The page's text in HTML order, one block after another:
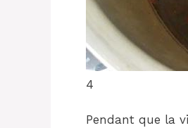
4
Pendant que la